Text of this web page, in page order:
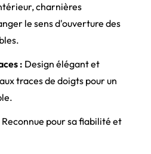
charnières
le sens d'ouverture des
: Design élégant et
traces de doigts pour un
Reconnue pour sa fiabilité et